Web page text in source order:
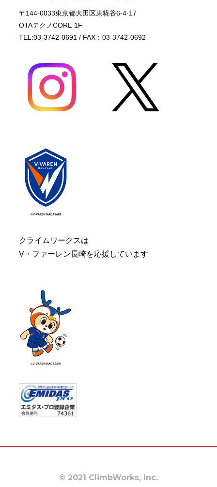
〒144-0033東京都大田区東糀谷6-4-17
OTAテクノCORE 1F
TEL:03-3742-0691 / FAX：03-3742-0692
クライムワークスは
V・ファーレン長崎を応援しています
© 2021 ClimbWorks, Inc.